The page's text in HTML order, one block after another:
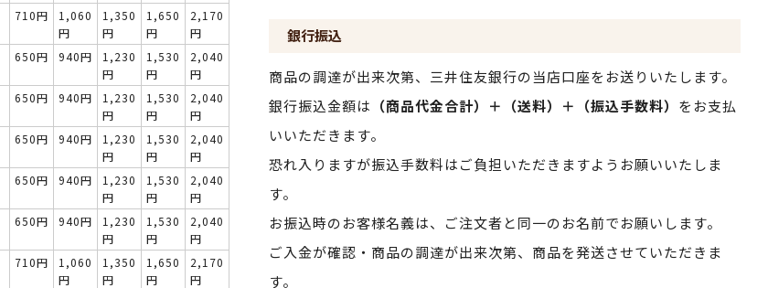
710円
1,060
円
1,350
円
1,650
円
2,170
円
650円 940円
1,230
円
1,530
円
2,040
円
650円 940円
1,230
円
1,530
円
2,040
円
650円 940円
1,230
円
1,530
円
2,040
円
650円 940円
1,230
円
1,530
円
2,040
円
650円 940円
1,230
円
1,530
円
2,040
円
710円
1,060
円
1,350
円
1,650
円
2,170
円
銀行振込
商品の調達が出来次第、三井住友銀行の当店口座をお送りいたします。
銀行振込金額は （商品代金合計）＋（送料）＋（振込手数料） をお支払
いいただきます。
恐れ入りますが振込手数料はご負担いただきますようお願いいたしま
す。
お振込時のお客様名義は、ご注文者と同一のお名前でお願いします。
ご入金が確認・商品の調達が出来次第、商品を発送させていただきま
す。